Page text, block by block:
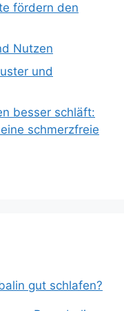
fördern den
Nutzen
und
besser schläft:
schmerzfreie
gut schlafen?